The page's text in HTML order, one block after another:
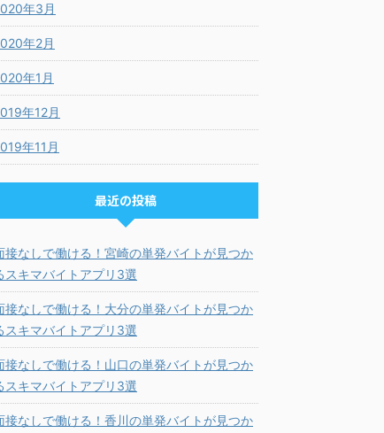
年3月
年2月
年1月
年12月
年11月
最近の投稿
接なしで働ける！宮崎の単発バイトが見つか
スキマバイトアプリ3選
接なしで働ける！大分の単発バイトが見つか
スキマバイトアプリ3選
接なしで働ける！山口の単発バイトが見つか
スキマバイトアプリ3選
接なしで働ける！香川の単発バイトが見つか